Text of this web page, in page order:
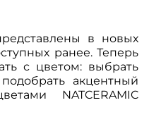
в новых
ранее. Теперь
с цветом: выбрать
акцентный
NATCERAMIC